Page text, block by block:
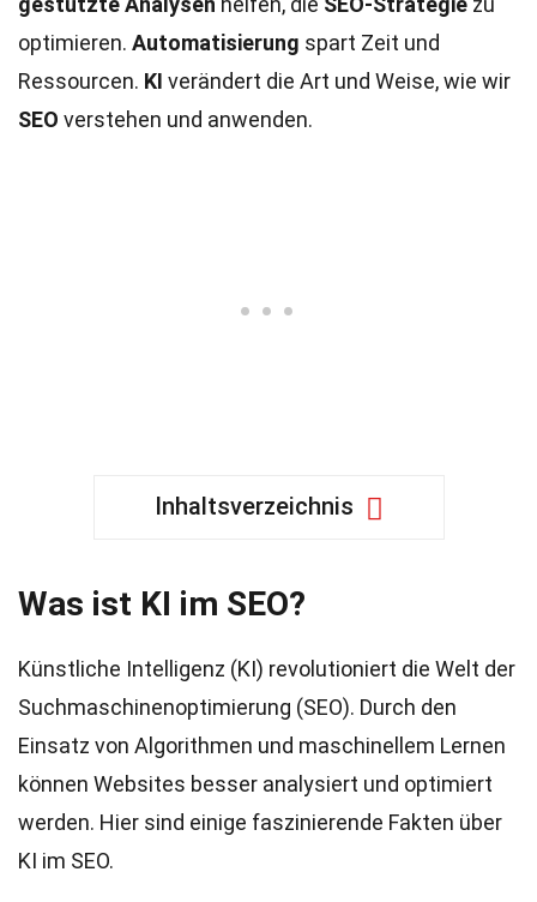
optimieren. Automatisierung spart Zeit und
Ressourcen. KI verändert die Art und Weise, wie wir
SEO verstehen und anwenden.
Inhaltsverzeichnis
Was ist KI im SEO?
Künstliche Intelligenz (KI) revolutioniert die Welt der
Suchmaschinenoptimierung (SEO). Durch den
Einsatz von Algorithmen und maschinellem Lernen
können Websites besser analysiert und optimiert
werden. Hier sind einige faszinierende Fakten über
KI im SEO.